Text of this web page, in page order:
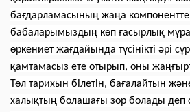
бағдарламасының жаңа
бабаларымыздың көп ғасырлық
өркениет жағдайында түсінікті әрі
қамтамасыз ете отырып, оны
Төл тарихын білетін, бағалайтын
халықтың болашағы зор болады деп